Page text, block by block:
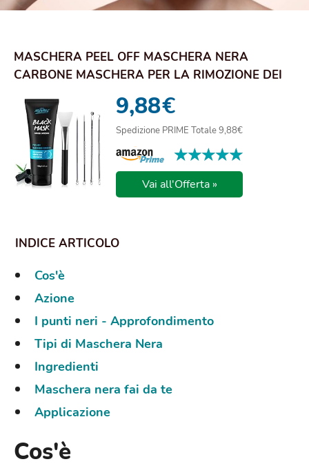
MASCHERA PEEL OFF MASCHERA NERA
CARBONE MASCHERA PER LA RIMOZIONE DEI
9,88€
Spedizione PRIME Totale 9,88€
★★★★★
★★★★★
Vai all'Offerta »
Cos'è
Azione
I punti neri - Approfondimento
Tipi di Maschera Nera
Ingredienti
Maschera nera fai da te
Applicazione
Cos'è